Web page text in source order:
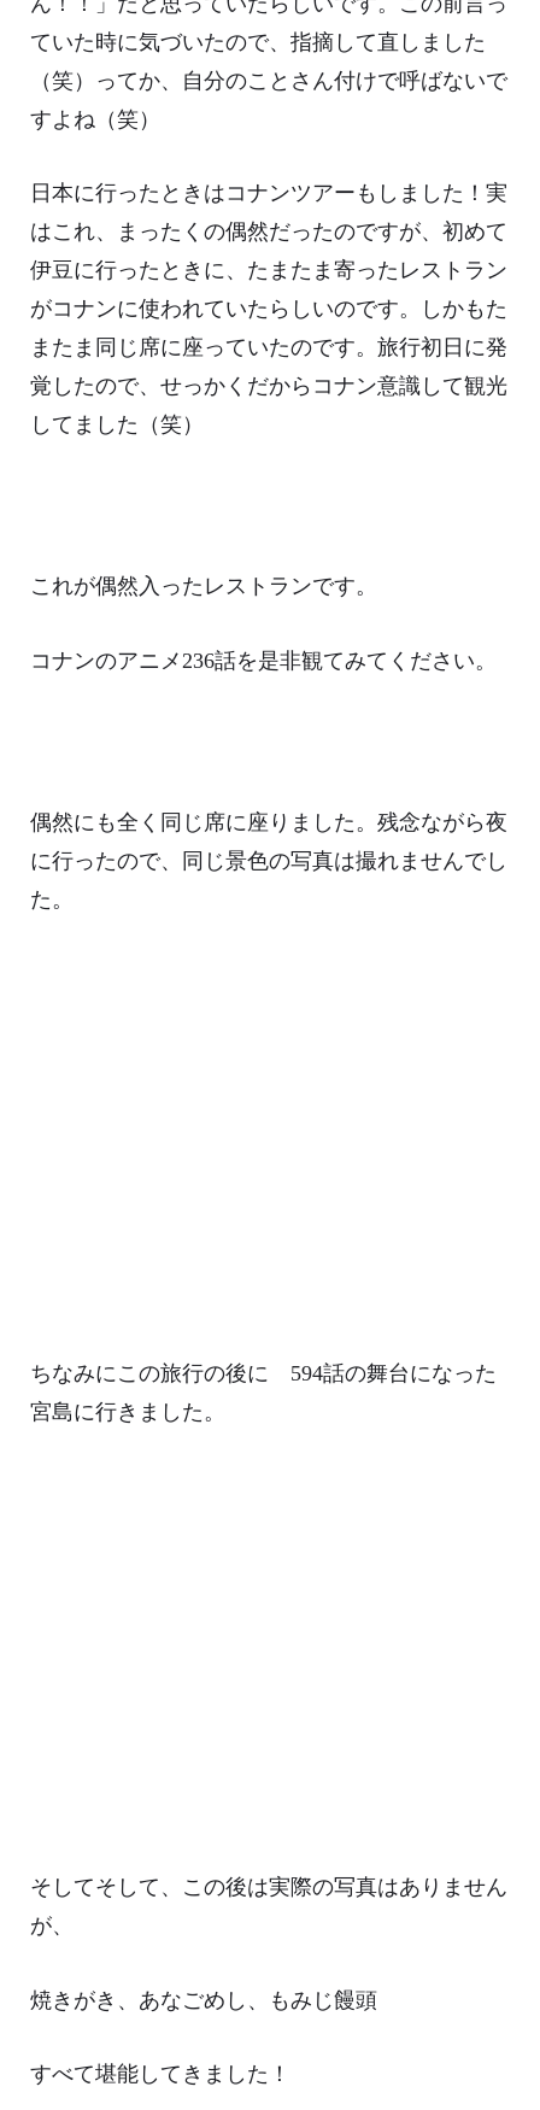
ていた時に気づいたので、指摘して直しました
（笑）ってか、自分のことさん付けで呼ばないで
すよね（笑）
日本に行ったときはコナンツアーもしました！実
はこれ、まったくの偶然だったのですが、初めて
伊豆に行ったときに、たまたま寄ったレストラン
がコナンに使われていたらしいのです。しかもた
またま同じ席に座っていたのです。旅行初日に発
覚したので、せっかくだからコナン意識して観光
してました（笑）
これが偶然入ったレストランです。
コナンのアニメ236話を是非観てみてください。
偶然にも全く同じ席に座りました。残念ながら夜
に行ったので、同じ景色の写真は撮れませんでし
た。
ちなみにこの旅行の後に 594話の舞台になった
宮島に行きました。
そしてそして、この後は実際の写真はありません
が、
焼きがき、あなごめし、もみじ饅頭
すべて堪能してきました！